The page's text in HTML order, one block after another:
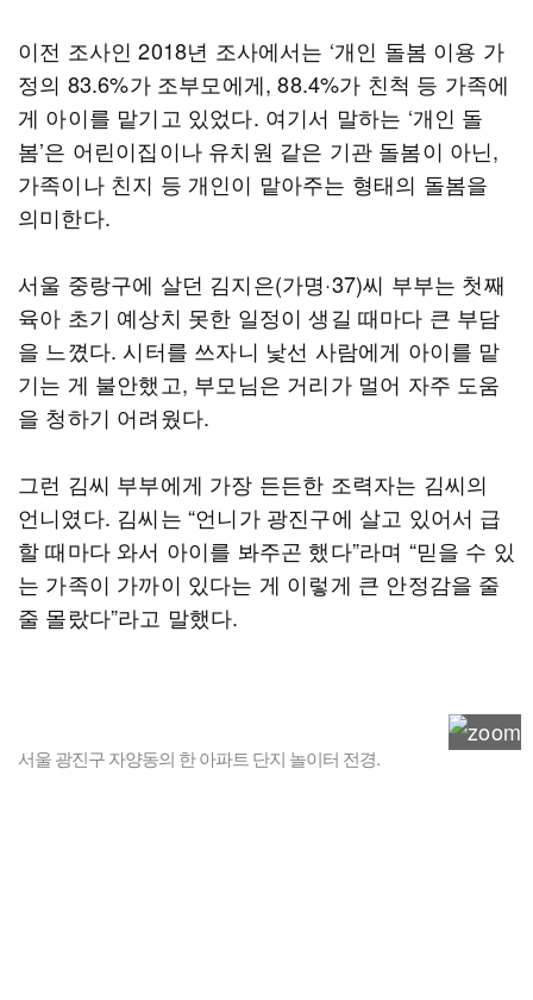
이전 조사인 2018년 조사에서는 ‘개인 돌봄 이용 가
정의 83.6%가 조부모에게, 88.4%가 친척 등 가족에
게 아이를 맡기고 있었다. 여기서 말하는 ‘개인 돌
봄’은 어린이집이나 유치원 같은 기관 돌봄이 아닌,
가족이나 친지 등 개인이 맡아주는 형태의 돌봄을
의미한다.
서울 중랑구에 살던 김지은(가명·37)씨 부부는 첫째
육아 초기 예상치 못한 일정이 생길 때마다 큰 부담
을 느꼈다. 시터를 쓰자니 낯선 사람에게 아이를 맡
기는 게 불안했고, 부모님은 거리가 멀어 자주 도움
을 청하기 어려웠다.
그런 김씨 부부에게 가장 든든한 조력자는 김씨의
언니였다. 김씨는 “언니가 광진구에 살고 있어서 급
할 때마다 와서 아이를 봐주곤 했다”라며 “믿을 수 있
는 가족이 가까이 있다는 게 이렇게 큰 안정감을 줄
줄 몰랐다”라고 말했다.
서울 광진구 자양동의 한 아파트 단지 놀이터 전경.